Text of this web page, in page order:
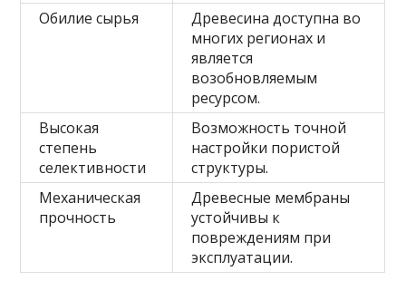
Обилие сырья
Древесина доступна во
многих регионах и
является
возобновляемым
ресурсом.
Высокая
степень
селективности
Возможность точной
настройки пористой
структуры.
Механическая
прочность
Древесные мембраны
устойчивы к
повреждениям при
эксплуатации.